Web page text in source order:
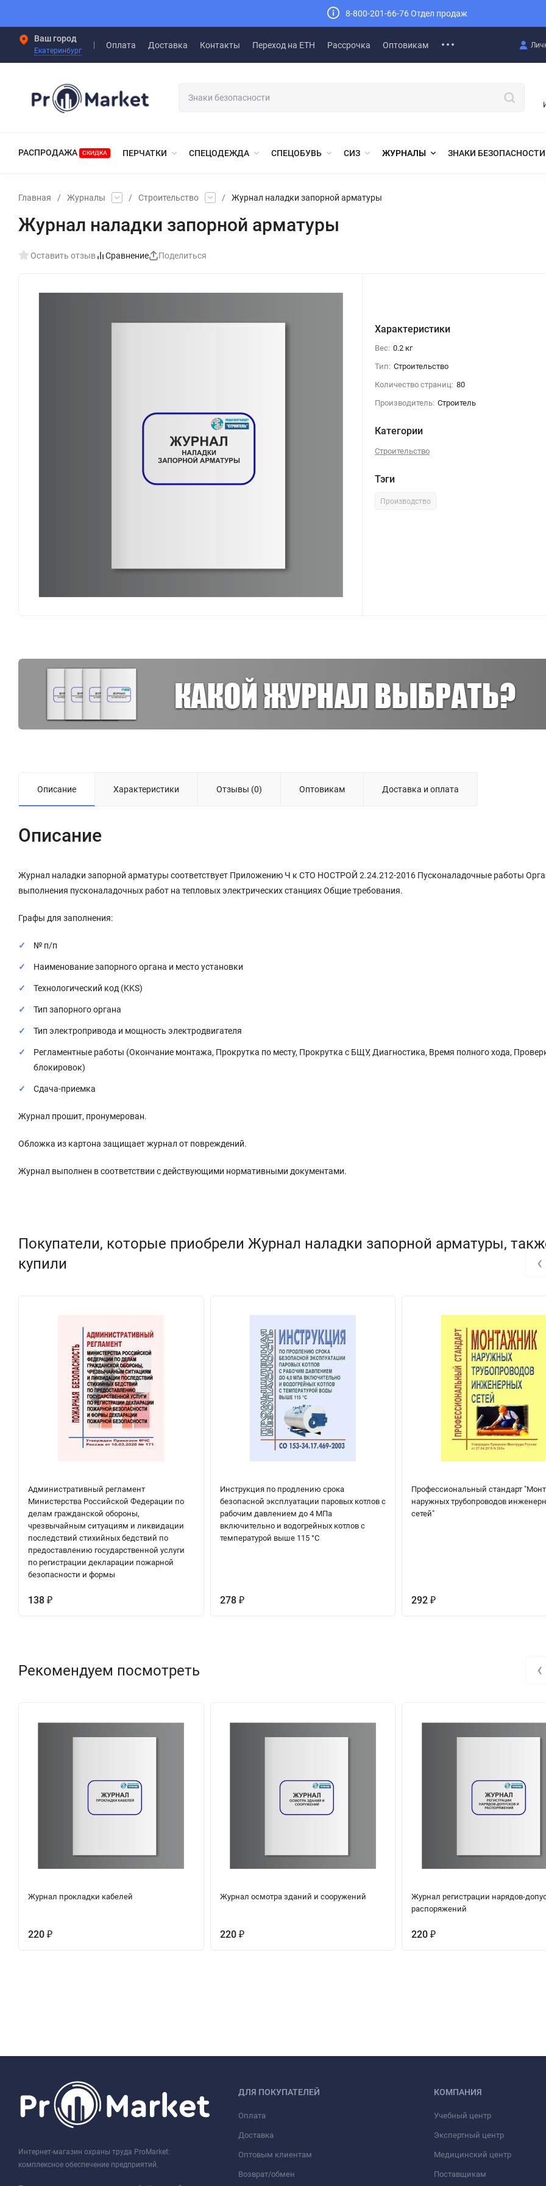
8-800-201-66-76 Отдел продаж
Ваш город
Екатеринбург
Оплата Доставка Контакты Переход на ЕТН Рассрочка Оптовикам
РАСПРОДАЖА СКИДКА ПЕРЧАТКИ СПЕЦОДЕЖДА СПЕЦОБУВЬ СИЗ ЖУРНАЛЫ ЗНАКИ БЕЗОПАСНОСТИ
Главная / Журналы / Строительство / Журнал наладки запорной арматуры
Журнал наладки запорной арматуры
Оставить отзыв Сравнение Поделиться
Характеристики
Вес: 0.2 кг
Тип: Строительство
Количество страниц: 80
Производитель: Строитель
Категории
Строительство
Тэги
Производство
Описание Характеристики Отзывы (0) Оптовикам Доставка и оплата
Описание
Журнал наладки запорной арматуры соответствует Приложению Ч к СТО НОСТРОЙ 2.24.212-2016 Пусконаладочные работы
выполнения пусконаладочных работ на тепловых электрических станциях Общие требования.
Графы для заполнения:
№ п/п
Наименование запорного органа и место установки
Технологический код (KKS)
Тип запорного органа
Тип электропривода и мощность электродвигателя
Регламентные работы (Окончание монтажа, Прокрутка по месту, Прокрутка с БЩУ, Диагностика, Время полного хода,
блокировок)
Сдача-приемка
Журнал прошит, пронумерован.
Обложка из картона защищает журнал от повреждений.
Журнал выполнен в соответствии с действующими нормативными документами.
Покупатели, которые приобрели Журнал наладки запорной арматуры,
купили
Административный регламент
Министерства Российской Федерации по
делам гражданской обороны,
чрезвычайным ситуациям и ликвидации
последствий стихийных бедствий по
предоставлению государственной услуги
по регистрации декларации пожарной
безопасности и формы
138 ₽
Инструкция по продлению срока
безопасной эксплуатации паровых котлов с
рабочим давлением до 4 МПа
включительно и водогрейных котлов с
температурой выше 115 °C
278 ₽
Профессиональный стандарт
наружных трубопроводов
сетей"
292₽
‹
Рекомендуем посмотреть
Журнал прокладки кабелей
220 ₽
Журнал осмотра зданий и сооружений
220 ₽
Журнал регистрации нарядов-
распоряжений
220₽
‹
Интернет-магазин охраны труда ProMarket:
комплексное обеспечение предприятий.
ДЛЯ ПОКУПАТЕЛЕЙ
Оплата
Доставка
Оптовым клиентам
Возврат/обмен
КОМПАНИЯ
Учебный центр
Экспертный центр
Медицинский центр
Поставщикам